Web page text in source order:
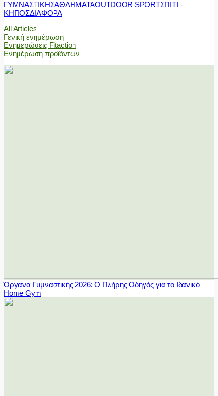
ΓΥΜΝΑΣΤΙΚΗΣΑΘΛΗΜΑΤΑOUTDOOR SPORTΣΠΙΤΙ -
ΚΗΠΟΣΔΙΑΦΟΡΑ
All Articles
Γενική ενημέρωση
Ενημερώσεις Fitaction
Ενημέρωση προϊόντων
Όργανα Γυμναστικής 2026: Ο Πλήρης Οδηγός για το Ιδανικό
Home Gym